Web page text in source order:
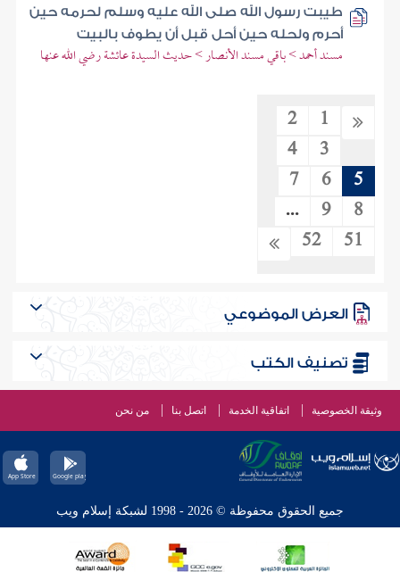
طيبت رسول الله صلى الله عليه وسلم لحرمه حين
أحرم ولحله حين أحل قبل أن يطوف بالبيت
مسند أحمد > باقي مسند الأنصار > حديث السيدة عائشة رضي الله عنها
1
2
3
4
5
6
7
8
9
...
51
52
العرض الموضوعي
تصنيف الكتب
وثيقة الخصوصية اتفاقية الخدمة اتصل بنا من نحن
جميع الحقوق محفوظة © 2026 - 1998 لشبكة إسلام ويب